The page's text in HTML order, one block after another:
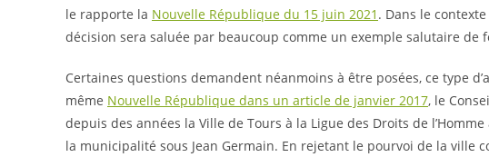
le rapporte la Nouvelle République du 15 juin 2021 . Dans le
décision sera saluée par beaucoup comme un exemple salutaire de
Certaines questions demandent néanmoins à être posées, ce type
même Nouvelle République dans un article de janvier 2017, le
depuis des années la Ville de Tours à la Ligue des Droits de
la municipalité sous Jean Germain. En rejetant le pourvoi de la ville